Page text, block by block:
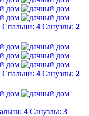
Спальни: 4 Санузлы: 2
Спальни: 4 Санузлы: 2
4 Санузлы: 3